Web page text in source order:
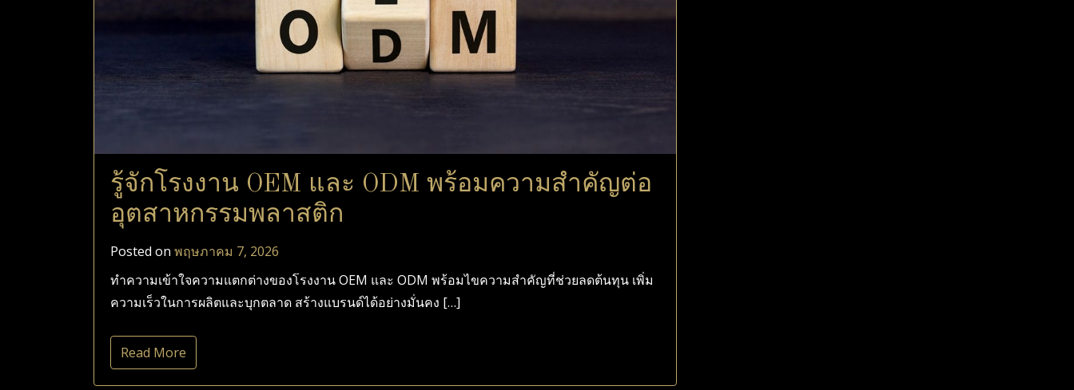
รู้จักโรงงาน OEM และ ODM พร้อมความสำคัญต่อ
อุตสาหกรรมพลาสติก
Posted on พฤษภาคม 7, 2026
ทำความเข้าใจความแตกต่างของโรงงาน OEM และ ODM พร้อมไขความสำคัญที่ช่วยลดต้นทุน เพิ่ม
ความเร็วในการผลิตและบุกตลาด สร้างแบรนด์ได้อย่างมั่นคง […]
Read More